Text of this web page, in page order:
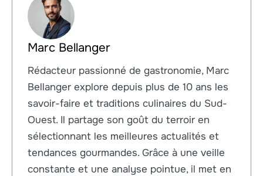
Marc Bellanger
Rédacteur passionné de gastronomie, Marc
Bellanger explore depuis plus de 10 ans les
savoir-faire et traditions culinaires du Sud-
Ouest. Il partage son goût du terroir en
sélectionnant les meilleures actualités et
tendances gourmandes. Grâce à une veille
constante et une analyse pointue, il met en